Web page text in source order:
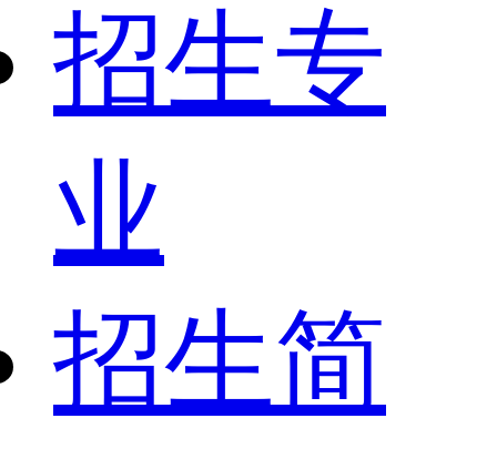
招生专
业
招生简